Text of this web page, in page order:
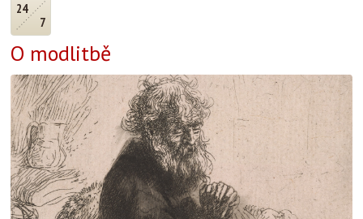
24
7
O modlitbě